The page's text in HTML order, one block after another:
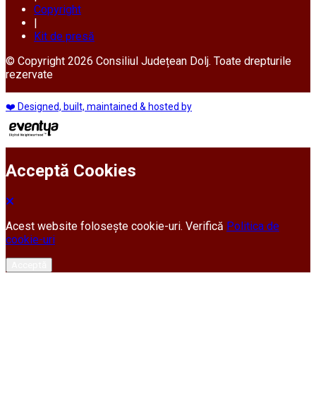
Copyright
|
Kit de presă
© Copyright 2026 Consiliul Județean Dolj. Toate drepturile
rezervate
❤️ Designed, built, maintained & hosted by
Acceptă Cookies
Acest website folosește cookie-uri. Verifică Politica de
cookie-uri